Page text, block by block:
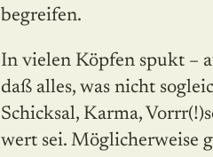
begreifen.
In vielen Köpfen spukt –
daß alles, was nicht
Schicksal, Karma,
wert sei. Möglicherweise